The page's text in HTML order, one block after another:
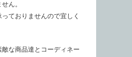
ん。
ておりませんので宜しく
な商品達とコーディネー